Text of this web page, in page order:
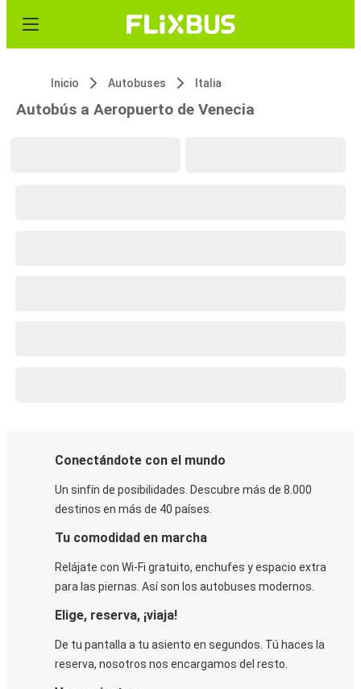
Inicio Autobuses Italia
Autobús a Aeropuerto de Venecia
Conectándote con el mundo
Un sinfín de posibilidades. Descubre más de 8.000
destinos en más de 40 países.
Tu comodidad en marcha
Relájate con Wi-Fi gratuito, enchufes y espacio extra
para las piernas. Así son los autobuses modernos.
Elige, reserva, ¡viaja!
De tu pantalla a tu asiento en segundos. Tú haces la
reserva, nosotros nos encargamos del resto.